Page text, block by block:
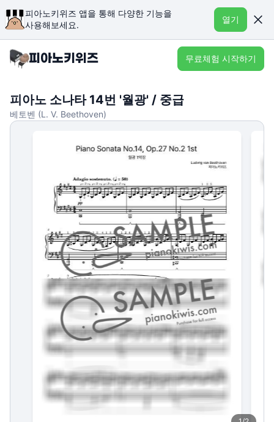
피아노키위즈 앱을 통해 다양한 기능을
사용해보세요.
열기
무료체험 시작하기
피아노 소나타 14번 '월광' / 중급
베토벤 (L. V. Beethoven)